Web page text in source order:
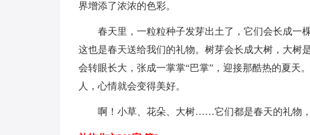
界增添了浓浓的色彩。
春天里，一粒粒种子发芽出土了，它们会长成一
这也是春天送给我们的礼物。树芽会长成大树，大树
会转眼长大，张成一掌掌“巴掌”，迎接那酷热的夏天
人，心情就会变得美好。
啊！小草、花朵、大树……它们都是春天的礼物